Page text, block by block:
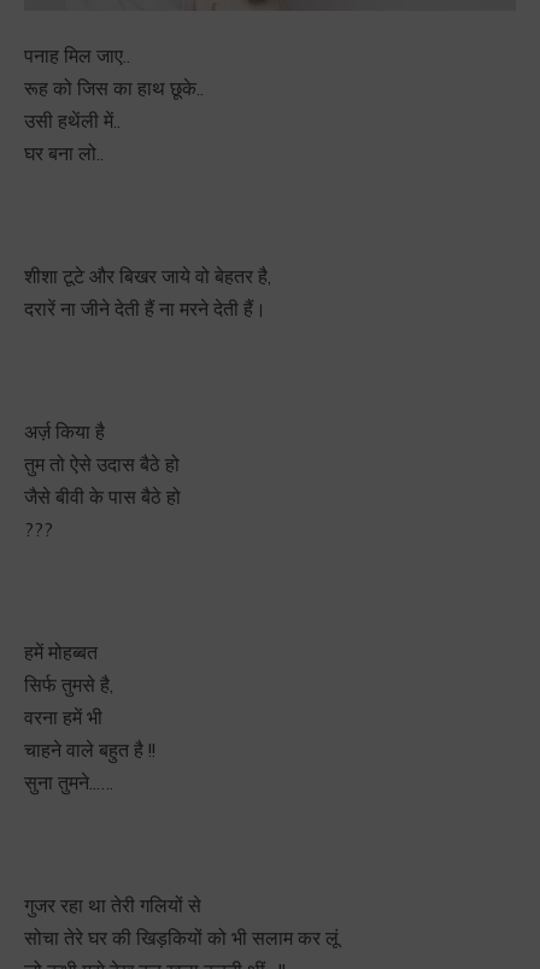
पनाह मिल जाए..
रूह को जिस का हाथ छूके..
उसी हथेंली में..
घर बना लो..
शीशा टूटे और बिखर जाये वो बेहतर है,
दरारें ना जीने देती हैं ना मरने देती हैं।
अर्ज़ किया है
तुम तो ऐसे उदास बैठे हो
जैसे बीवी के पास बैठे हो
???
हमें मोहब्बत
सिर्फ तुमसे है,
वरना हमें भी
चाहने वाले बहुत है !!
सुना तुमने..‌….
गुजर रहा था तेरी गलियों से
सोचा तेरे घर की खिड़कियों को भी सलाम कर लूं